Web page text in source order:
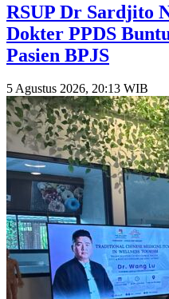
RSUP Dr Sardjito
Dokter PPDS
Pasien BPJS
5 Agustus 2026, 20:13 WIB